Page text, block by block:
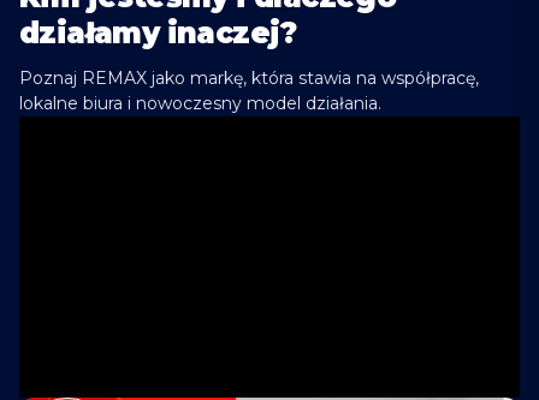
działamy inaczej?
Poznaj REMAX jako markę, która stawia na współpracę,
lokalne biura i nowoczesny model działania.